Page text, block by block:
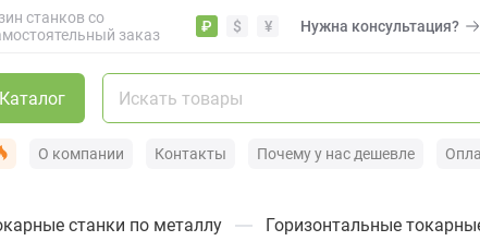
станков со
заказ
₽ $ ¥ Нужна консультация?
Каталог
О компании Контакты Почему у нас дешевле
станки по металлу Горизонтальные